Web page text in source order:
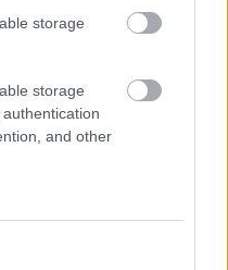
storage
storage
and other
miatt sűrűbben kell
bűnügyekért – és
ötlet – És még 2 másik